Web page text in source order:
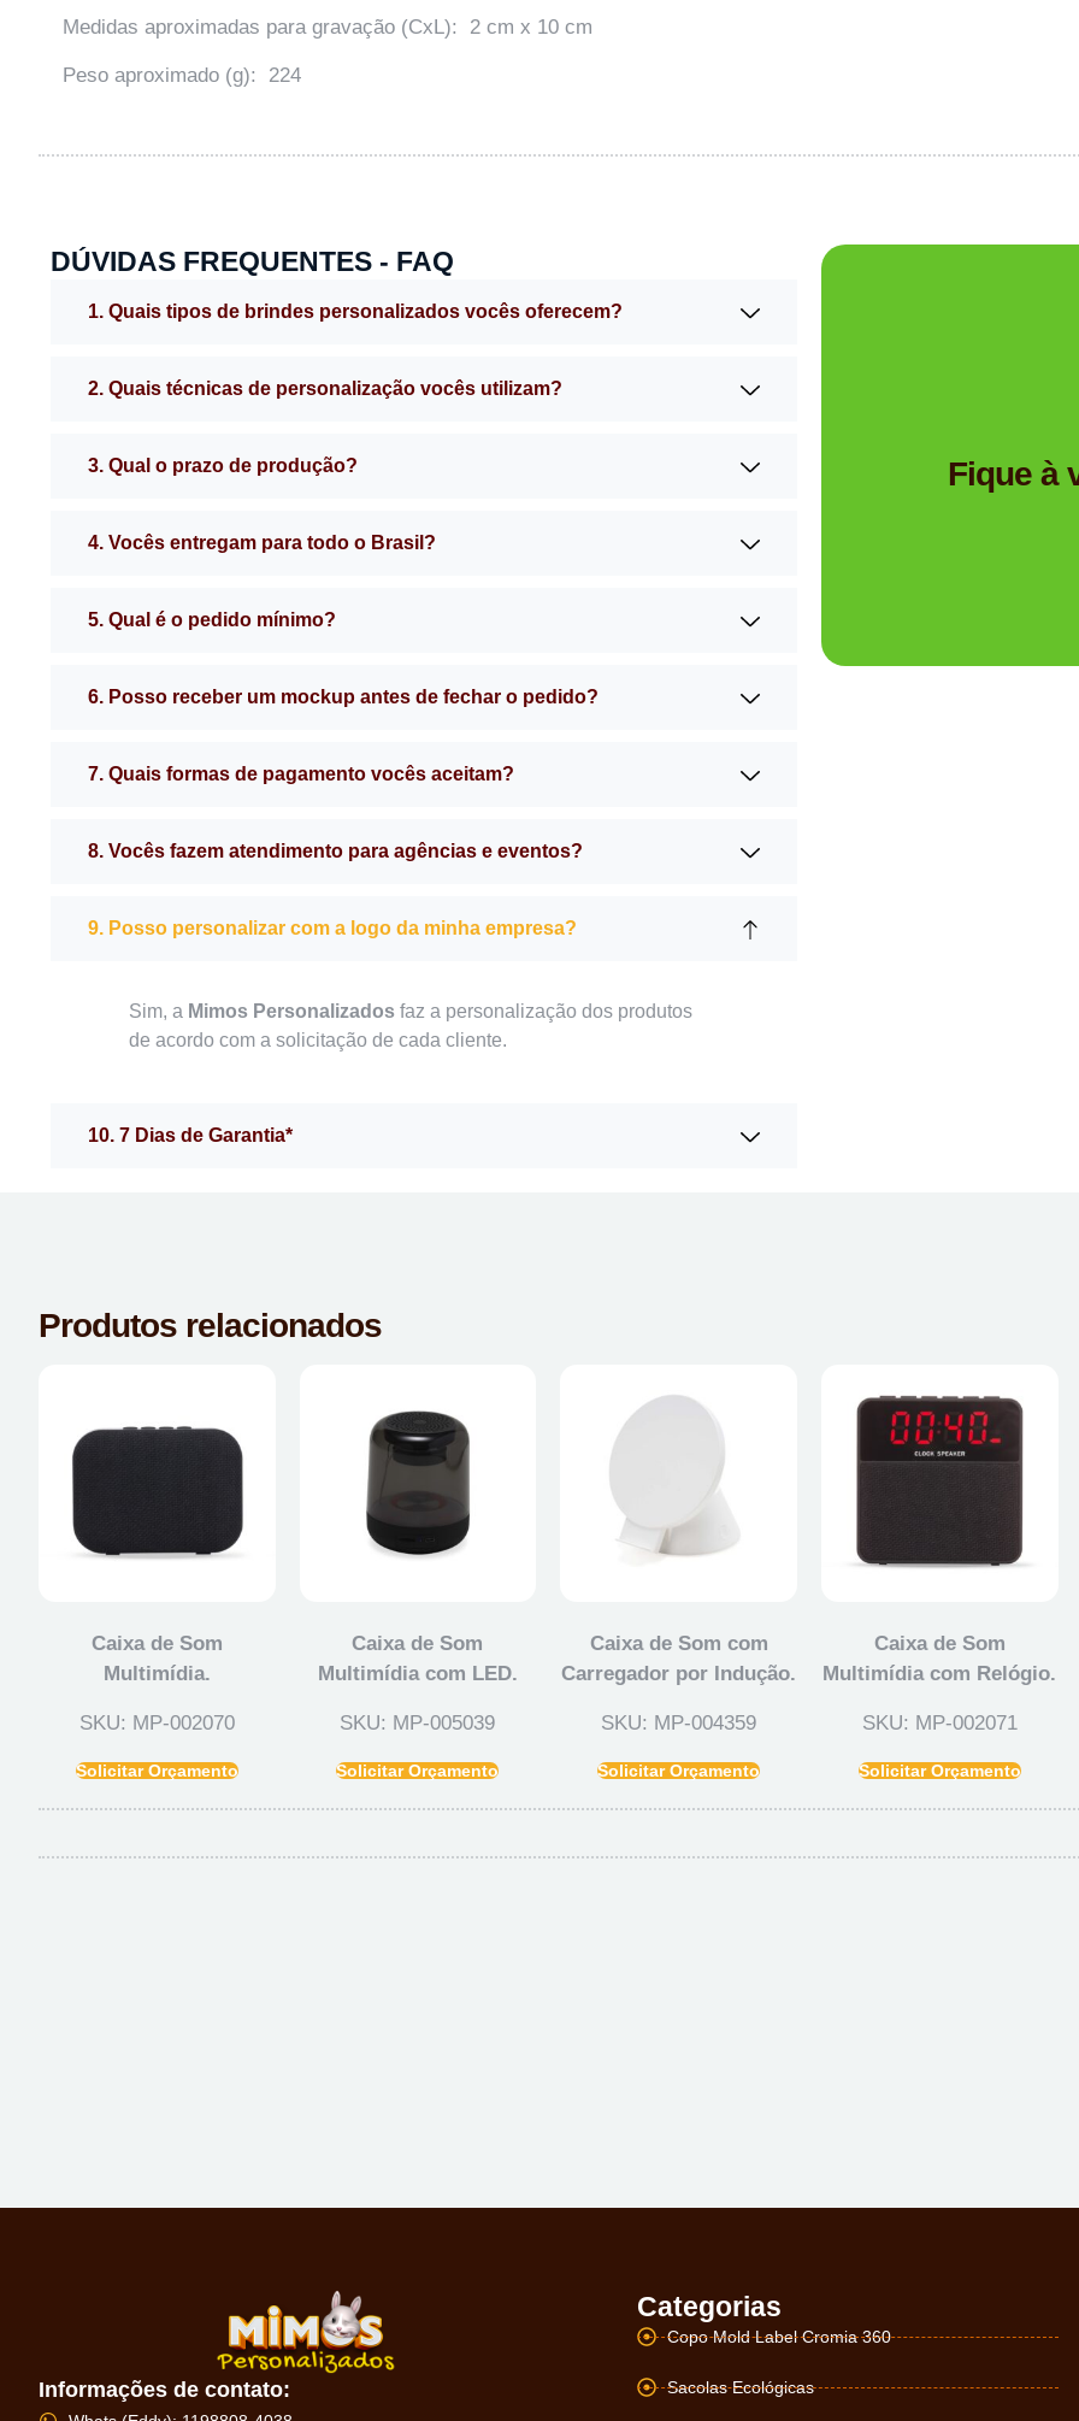
Medidas aproximadas para gravação (CxL): 2 cm x 10 cm
Peso aproximado (g): 224
DÚVIDAS FREQUENTES - FAQ
1. Quais tipos de brindes personalizados vocês oferecem?
2. Quais técnicas de personalização vocês utilizam?
3. Qual o prazo de produção?
4. Vocês entregam para todo o Brasil?
5. Qual é o pedido mínimo?
6. Posso receber um mockup antes de fechar o pedido?
7. Quais formas de pagamento vocês aceitam?
8. Vocês fazem atendimento para agências e eventos?
9. Posso personalizar com a logo da minha empresa?
Sim, a Mimos Personalizados faz a personalização dos produtos
de acordo com a solicitação de cada cliente.
10. 7 Dias de Garantia*
Fique à
Tem dúvidas se a
Produtos relacionados
Caixa de Som
Multimídia.
SKU: MP-002070
Solicitar Orçamento
Caixa de Som
Multimídia com LED.
SKU: MP-005039
Solicitar Orçamento
Caixa de Som com
Carregador por Indução.
SKU: MP-004359
Solicitar Orçamento
Caixa de Som
Multimídia com Relógio.
SKU: MP-002071
Solicitar Orçamento
Informações de contato:
Categorias
Copo Mold Label Cromia 360
Sacolas Ecológicas